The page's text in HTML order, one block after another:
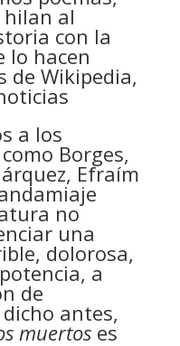
hilan al
con la
lo hacen
de Wikipedia,
a los
Borges,
Efraím
no
una
dolorosa,
a
de
antes,
muertoses